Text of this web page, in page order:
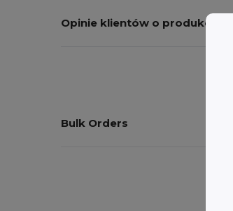
Opinie klientów o produkcie
Bulk Orders